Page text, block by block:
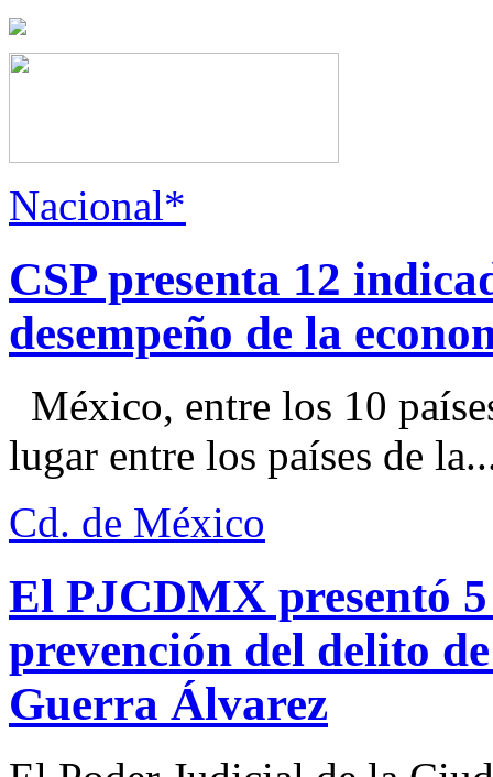
Nacional*
CSP presenta 12
desempeño de la
México, entre los 10
lugar entre los países de
Cd. de México
El PJCDMX presentó
prevención del delito
Guerra Álvarez